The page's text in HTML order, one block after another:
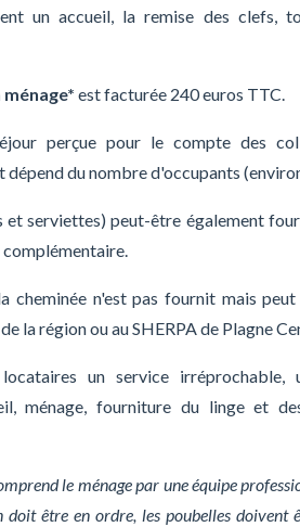
un accueil, la remise des clefs,
est facturée 240 euros TTC.
perçue pour le compte des
dépend du nombre d'occupants
et serviettes) peut-être également
cheminée n'est pas fournit mais
la région ou au SHERPA de Plagne
un service irréprochable,
ménage, fourniture du linge et
le ménage par une équipe
doit être en ordre, les poubelles doivent